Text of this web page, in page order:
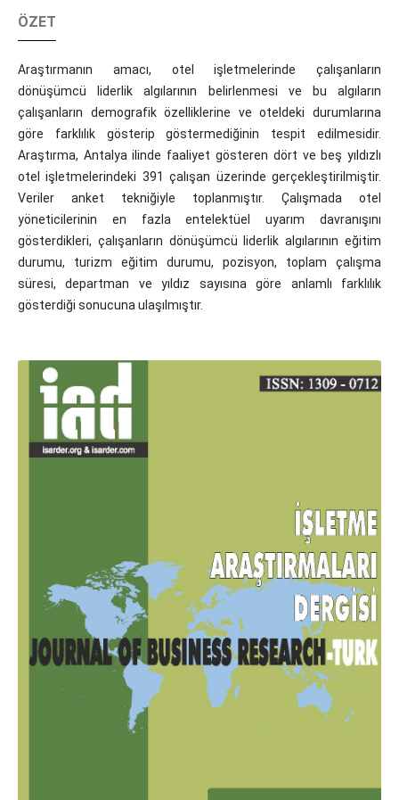
ÖZET
Araştırmanın amacı, otel işletmelerinde çalışanların
dönüşümcü liderlik algılarının belirlenmesi ve bu algıların
çalışanların demografik özelliklerine ve oteldeki durumlarına
göre farklılık gösterip göstermediğinin tespit edilmesidir.
Araştırma, Antalya ilinde faaliyet gösteren dört ve beş yıldızlı
otel işletmelerindeki 391 çalışan üzerinde gerçekleştirilmiştir.
Veriler anket tekniğiyle toplanmıştır. Çalışmada otel
yöneticilerinin en fazla entelektüel uyarım davranışını
gösterdikleri, çalışanların dönüşümcü liderlik algılarının eğitim
durumu, turizm eğitim durumu, pozisyon, toplam çalışma
süresi, departman ve yıldız sayısına göre anlamlı farklılık
gösterdiği sonucuna ulaşılmıştır.